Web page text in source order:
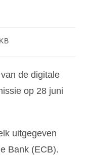
de digitale
op 28 juni
uitgegeven
Bank (ECB).